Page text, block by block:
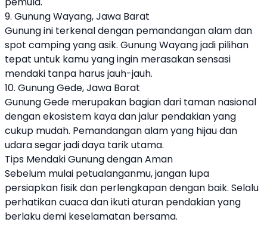
9. Gunung Wayang, Jawa Barat
Gunung ini terkenal dengan pemandangan alam dan
spot camping yang asik. Gunung Wayang jadi pilihan
tepat untuk kamu yang ingin merasakan sensasi
mendaki tanpa harus jauh-jauh.
10. Gunung Gede, Jawa Barat
Gunung Gede merupakan bagian dari taman nasional
dengan ekosistem kaya dan jalur pendakian yang
cukup mudah. Pemandangan alam yang hijau dan
udara segar jadi daya tarik utama.
Tips Mendaki Gunung dengan Aman
Sebelum mulai petualanganmu, jangan lupa
persiapkan fisik dan perlengkapan dengan baik. Selalu
perhatikan cuaca dan ikuti aturan pendakian yang
berlaku demi keselamatan bersama.